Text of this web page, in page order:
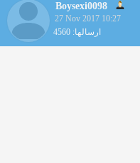
Boysexi0098
27 Nov 2017 10:27
ارسالها: 4560